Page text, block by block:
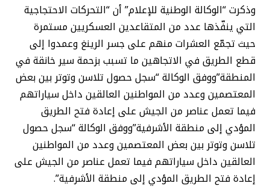
وذكرت “الوكالة الوطنية للإعلام” أن “التحركات الاحتجاجية
التي ينفّذها عدد من المتقاعدين العسكريين مستمرة
حيث تجمّع العشرات منهم على جسر الرينغ وعمدوا إلى
قطع الطريق في الاتجاهين ما تسبب بزحمة سير خانقة في
المنطقة”ووفق الوكالة “سجل حصول تلاسن وتوتر بين بعض
المعتصمين وعدد من المواطنين العالقين داخل سياراتهم
فيما تعمل عناصر من الجيش على إعادة فتح الطريق
المؤدي إلى منطقة الأشرفية”ووفق الوكالة “سجل حصول
تلاسن وتوتر بين بعض المعتصمين وعدد من المواطنين
العالقين داخل سياراتهم فيما تعمل عناصر من الجيش على
إعادة فتح الطريق المؤدي إلى منطقة الأشرفية”.